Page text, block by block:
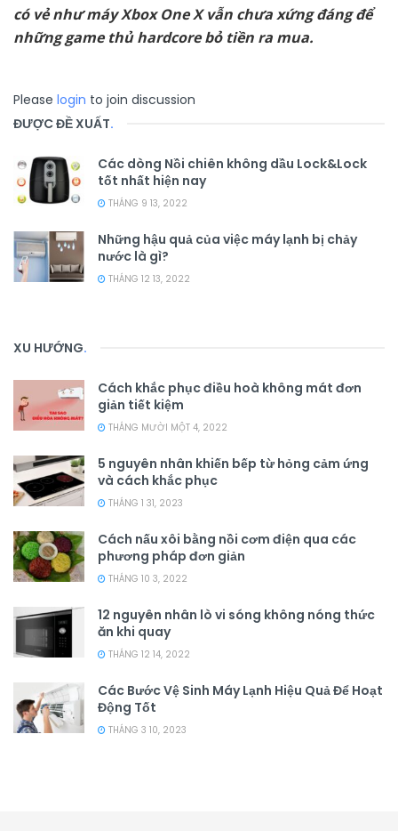
có vẻ như máy Xbox One X vẫn chưa xứng đáng để
những game thủ hardcore bỏ tiền ra mua.
Please login to join discussion
ĐƯỢC ĐỀ XUẤT.
Các dòng Nồi chiên không dầu Lock&Lock
tốt nhất hiện nay
THÁNG 9 13, 2022
Những hậu quả của việc máy lạnh bị chảy
nước là gì?
THÁNG 12 13, 2022
XU HƯỚNG.
Cách khắc phục điều hoà không mát đơn
giản tiết kiệm
THÁNG MƯỜI MỘT 4, 2022
5 nguyên nhân khiến bếp từ hỏng cảm ứng
và cách khắc phục
THÁNG 1 31, 2023
Cách nấu xôi bằng nồi cơm điện qua các
phương pháp đơn giản
THÁNG 10 3, 2022
12 nguyên nhân lò vi sóng không nóng thức
ăn khi quay
THÁNG 12 14, 2022
Các Bước Vệ Sinh Máy Lạnh Hiệu Quả Để Hoạt
Động Tốt
THÁNG 3 10, 2023